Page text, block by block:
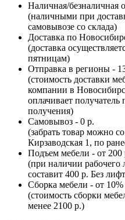
Наличная/безналичная
(наличными при
самовывозе со склада)
Доставка по
(доставка
пятницам)
Отправка в регионы -
(стоимость доставки
компании в
оплачивает
получения)
Самовывоз - 0 р.
(забрать товар можно
Кирзаводская 1, по
Подъем мебели - от 200
(при наличии рабочего
составит 400 р. Без
Сборка мебели - от 10%
(стоимость сборки
менее 2100 р.)